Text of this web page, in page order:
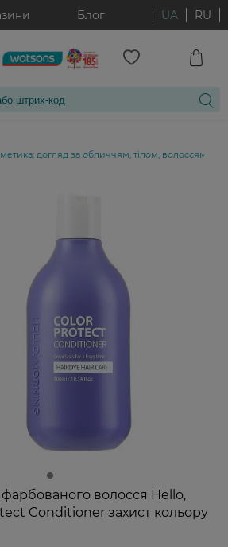
Блог UA RU
догляд за обличчям, тілом, волоссям і
волосся Hello,
Conditioner захист кольору